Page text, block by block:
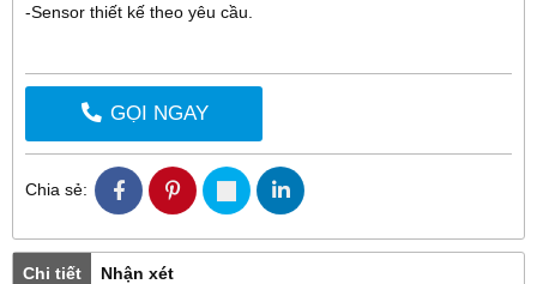
-Sensor thiết kế theo yêu cầu.
GỌI NGAY
Chia sẻ:
Chi tiết Nhận xét